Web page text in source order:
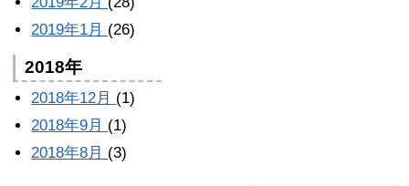
2019年1月 (26)
2018年
2018年12月 (1)
2018年9月 (1)
2018年8月 (3)